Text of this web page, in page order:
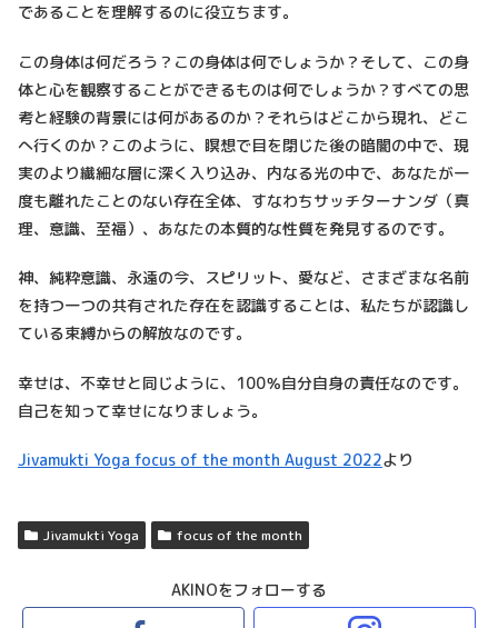
であることを理解するのに役立ちます。
この身体は何だろう？この身体は何でしょうか？そして、この身
体と心を観察することができるものは何でしょうか？すべての思
考と経験の背景には何があるのか？それらはどこから現れ、どこ
へ行くのか？このように、瞑想で目を閉じた後の暗闇の中で、現
実のより繊細な層に深く入り込み、内なる光の中で、あなたが一
度も離れたことのない存在全体、すなわちサッチターナンダ（真
理、意識、至福）、あなたの本質的な性質を発見するのです。
神、純粋意識、永遠の今、スピリット、愛など、さまざまな名前
を持つ一つの共有された存在を認識することは、私たちが認識し
ている束縛からの解放なのです。
幸せは、不幸せと同じように、100％自分自身の責任なのです。
自己を知って幸せになりましょう。
Jivamukti Yoga focus of the month August 2022より
Jivamukti Yoga focus of the month
AKINOをフォローする